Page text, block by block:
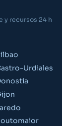
y recursos 24 h
Urdiales